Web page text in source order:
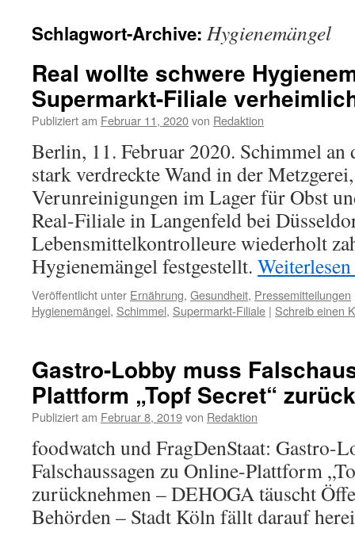
Schlagwort-Archive: Hygienemängel
Real wollte schwere
Supermarkt-Filiale
Publiziert am Februar 11, 2020von Redaktion
Berlin, 11. Februar 2020. Schimmel an
stark verdreckte Wand in der
Verunreinigungen im Lager für Obst
Real-Filiale in Langenfeld bei
Lebensmittelkontrolleure wiederholt
Hygienemängel festgestellt. Weiterlesen
Veröffentlicht unter Ernährung, Gesundheit, Pressemitteilungen
Hygienemängel, Schimmel, Supermarkt-Filiale | Schreib einen
Gastro-Lobby muss
Plattform „Topf Secret“
Publiziert am Februar 8, 2019von Redaktion
foodwatch und FragDenStaat: Gastro-
Falschaussagen zu Online-Plattform
zurücknehmen – DEHOGA täuscht
Behörden – Stadt Köln fällt darauf